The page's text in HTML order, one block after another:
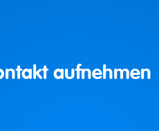
aufnehmen